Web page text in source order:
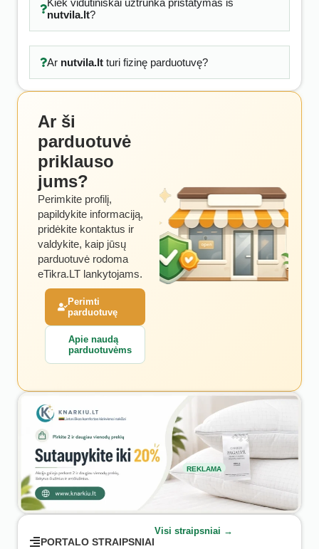
Kiek vidutiniškai užtrunka pristatymas iš
nutvila.lt?
Ar nutvila.ltturi fizinę parduotuvę?
Ar ši
parduotuvė
priklauso
jums?
Perimkite profilį,
papildykite informaciją,
pridėkite kontaktus ir
valdykite, kaip jūsų
parduotuvė rodoma
eTikra.LT lankytojams.
Perimti
parduotuvę
Apie naudą
parduotuvėms
REKLAMA
PORTALO STRAIPSNIAI
Visi straipsniai →